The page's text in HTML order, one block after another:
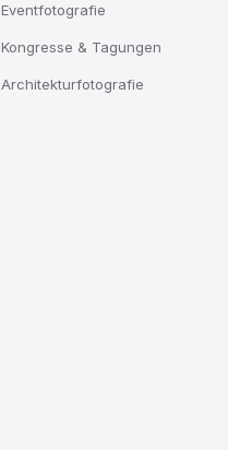
Eventfotografie
Kongresse & Tagungen
Architekturfotografie